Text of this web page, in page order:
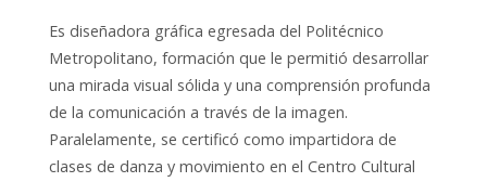
Es diseñadora gráfica egresada del Politécnico
Metropolitano, formación que le permitió desarrollar
una mirada visual sólida y una comprensión profunda
de la comunicación a través de la imagen.
Paralelamente, se certificó como impartidora de
clases de danza y movimiento en el Centro Cultural